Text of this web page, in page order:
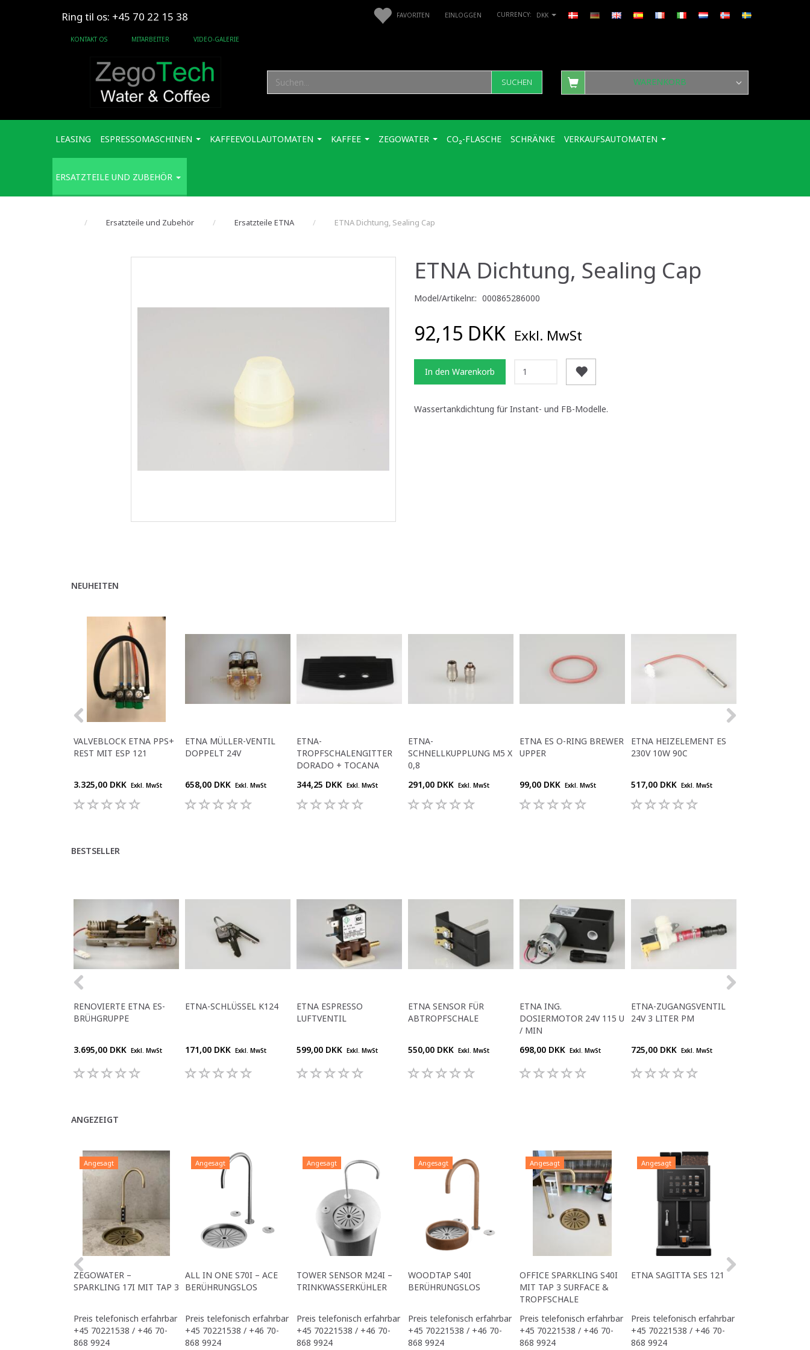
DKK
FAVORITEN EINLOGGEN
Ring til os: +45 70 22 15 38
KONTAKT OS MITARBEITER VIDEO-GALERIE
SUCHEN WARENKORB
LEASING ESPRESSOMASCHINEN KAFFEEVOLLAUTOMATEN KAFFEE ZEGOWATER CO₂-FLASCHE SCHRÄNKE VERKAUFSAUTOMATEN
ERSATZTEILE UND ZUBEHÖR
Ersatzteile und Zubehör Ersatzteile ETNA ETNA Dichtung, Sealing Cap
ETNA Dichtung, Sealing Cap
Model/Artikelnr.: 000865286000
92,15 DKK Exkl. MwSt
In den Warenkorb
Wassertankdichtung für Instant- und FB-Modelle.
NEUHEITEN
VALVEBLOCK ETNA PPS+
REST MIT ESP 121
3.325,00 DKK Exkl. MwSt
ETNA MÜLLER-VENTIL
DOPPELT 24V
658,00 DKK Exkl. MwSt
ETNA-
TROPFSCHALENGITTER
DORADO + TOCANA
344,25 DKK Exkl. MwSt
ETNA-
SCHNELLKUPPLUNG M5 X
0,8
291,00 DKK Exkl. MwSt
ETNA ES O-RING BREWER
UPPER
99,00 DKK Exkl. MwSt
ETNA HEIZELEMENT ES
230V 10W 90C
517,00 DKK Exkl. MwSt
BESTSELLER
RENOVIERTE ETNA ES-
BRÜHGRUPPE
3.695,00 DKK Exkl. MwSt
ETNA-SCHLÜSSEL K124
171,00 DKK Exkl. MwSt
ETNA ESPRESSO
LUFTVENTIL
599,00 DKK Exkl. MwSt
ETNA SENSOR FÜR
ABTROPFSCHALE
550,00 DKK Exkl. MwSt
ETNA ING.
DOSIERMOTOR 24V 115 U
/ MIN
698,00 DKK Exkl. MwSt
ETNA-ZUGANGSVENTIL
24V 3 LITER PM
725,00 DKK Exkl. MwSt
ANGEZEIGT
Angesagt
ZEGOWATER –
SPARKLING 17I MIT TAP 3
Preis telefonisch erfahrbar
+45 70221538 / +46 70-
868 9924
Angesagt
ALL IN ONE S70I – ACE
BERÜHRUNGSLOS
Preis telefonisch erfahrbar
+45 70221538 / +46 70-
868 9924
Angesagt
TOWER SENSOR M24I –
TRINKWASSERKÜHLER
Preis telefonisch erfahrbar
+45 70221538 / +46 70-
868 9924
Angesagt
WOODTAP S40I
BERÜHRUNGSLOS
Preis telefonisch erfahrbar
+45 70221538 / +46 70-
868 9924
Angesagt
OFFICE SPARKLING S40I
MIT TAP 3 SURFACE &
TROPFSCHALE
Preis telefonisch erfahrbar
+45 70221538 / +46 70-
868 9924
Angesagt
ETNA SAGITTA SES 121
Preis telefonisch erfahrbar
+45 70221538 / +46 70-
868 9924